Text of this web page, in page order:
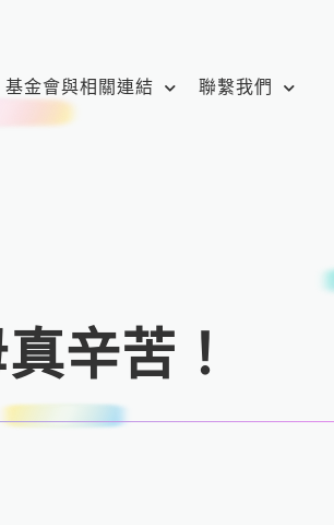
基金會與相關連結 聯繫我們
辛苦！